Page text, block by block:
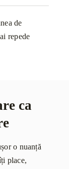
de
repede
ca
o nuanță
place,